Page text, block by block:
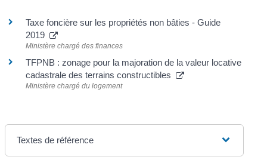
Taxe foncière sur les propriétés non bâties - Guide
2019
Ministère chargé des finances
TFPNB : zonage pour la majoration de la valeur locative
cadastrale des terrains constructibles
Ministère chargé du logement
Textes de référence